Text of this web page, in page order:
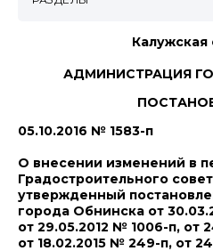
Калужская
АДМИНИСТРАЦИЯ
05.10.2016 № 1583-п
О внесении изменений в
Градостроительного
утвержденный
города Обнинска от
от 29.05.2012 № 1006-п, от
от 18.02.2015 № 249-п, от